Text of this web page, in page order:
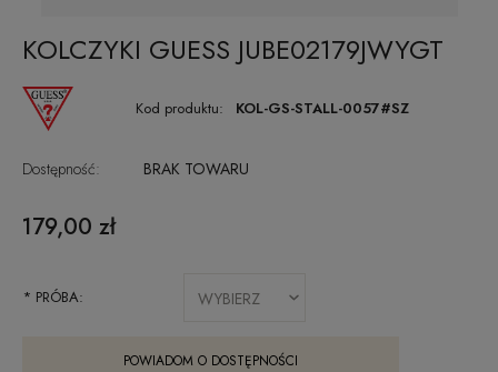
KOLCZYKI GUESS JUBE02179JWYGT
Kod produktu: KOL-GS-STALL-0057#SZ
Dostępność: BRAK TOWARU
179,00 zł
* PRÓBA:
POWIADOM O DOSTĘPNOŚCI